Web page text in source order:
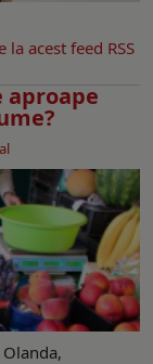
la acest feed RSS
aproape